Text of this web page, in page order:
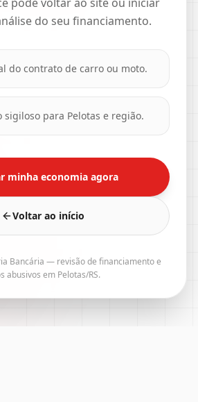
do seu financiamento.
do contrato de carro ou moto.
para Pelotas e região.
minha economia agora
Voltar ao início
Bancária — revisão de financiamento e
abusivos em Pelotas/RS.